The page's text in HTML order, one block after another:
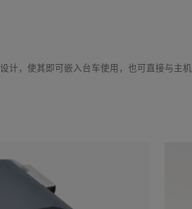
计，使其即可嵌入台车使用，也可直接与主机